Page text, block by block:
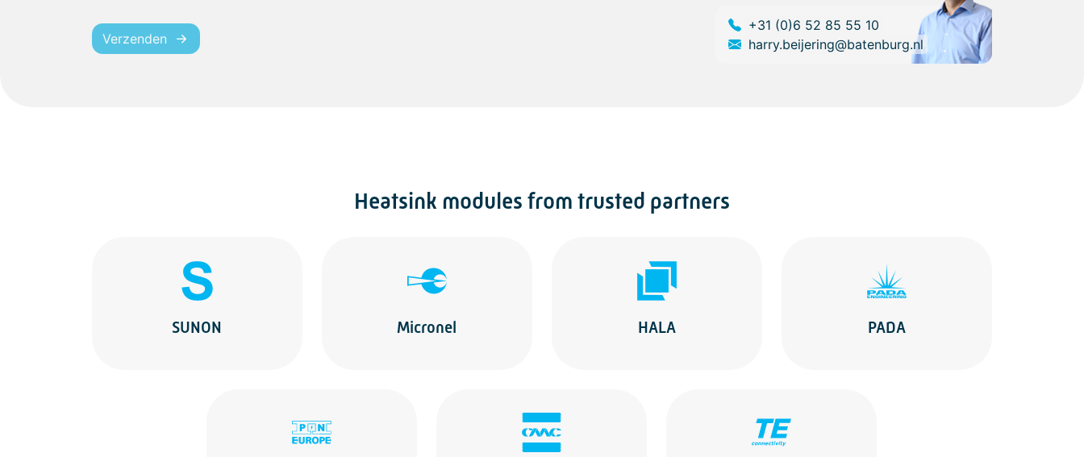
Verzenden
+31 (0)6 52 85 55 10
harry.beijering@batenburg.nl
Heatsink modules from trusted partners
SUNON Micronel HALA PADA